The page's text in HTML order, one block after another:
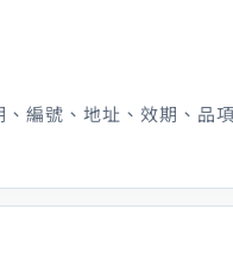
編號、地址、效期、品